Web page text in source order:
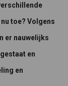
toe? Volgens
er nauwelijks
en
en